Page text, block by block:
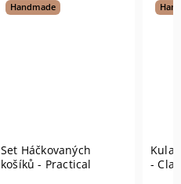
Handmade
Set Háčkovaných
košíků - Practical
-